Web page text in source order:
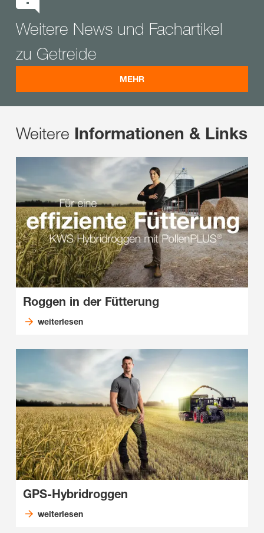
Weitere News und Fachartikel
zu Getreide
MEHR
Weitere Informationen & Links
Roggen in der Fütterung
weiterlesen
GPS-Hybridroggen
weiterlesen